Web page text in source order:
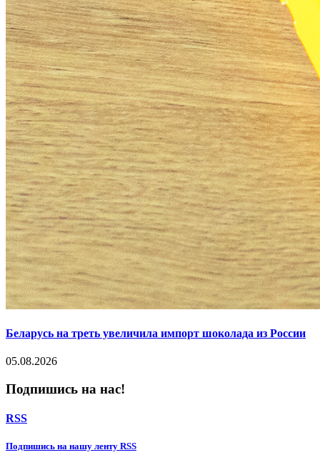
Беларусь на треть увеличила импорт шоколада из России
05.08.2026
Подпишись на нас!
RSS
Подпишиcь на нашу ленту RSS